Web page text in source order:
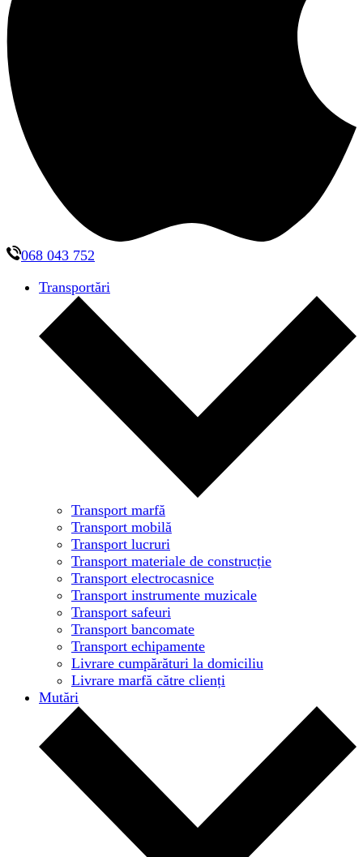
068 043 752
Transportări
Transport marfă
Transport mobilă
Transport lucruri
Transport materiale de construcție
Transport electrocasnice
Transport instrumente muzicale
Transport safeuri
Transport bancomate
Transport echipamente
Livrare cumpărături la domiciliu
Livrare marfă către clienți
Mutări